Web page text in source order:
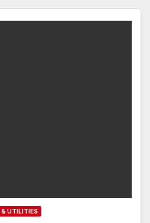
& UTILITIES